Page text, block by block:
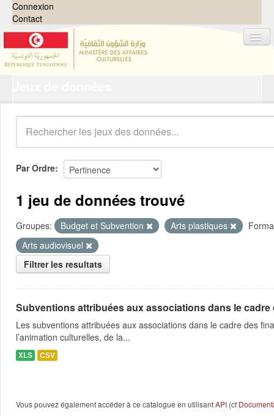
Connexion
Contact
Organisations
Groupes
Demandes 0
À propos
Par Ordre
1 jeu de données trouvé
Groupes: Budget et Subvention Arts plastiques
Arts audiovisuel
Filtrer les resultats
Subventions attribuées aux associations dans le
Les subventions attribuées aux associations dans le cadre des
l’animation culturelles, de la...
XLS CSV
Vous pouvez également accéder à ce catalogue en utilisantAPI (cf